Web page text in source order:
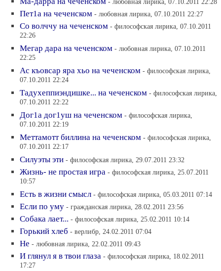
Пет1а на чеченском - любовная лирика, 07.10.2011 22:27
Со волччу на чеченском - философская лирика, 07.10.2011
22:26
Мегар дара на чеченском - любовная лирика, 07.10.2011
22:25
Ас къовсар яра хьо на чеченском - философская лирика,
07.10.2011 22:24
Тадухеппиэндишке... на чеченском - философская лирика,
07.10.2011 22:22
Дог1а дог1уш на чеченском - философская лирика,
07.10.2011 22:19
Меттамотт биллина на чеченском - философская лирика,
07.10.2011 22:17
Силуэты эти - философская лирика, 29.07.2011 23:32
Жизнь- не простая игра - философская лирика, 25.07.2011
10:57
Есть в жизни смысл - философская лирика, 05.03.2011 07:14
Если по уму - гражданская лирика, 28.02.2011 23:56
Собака лает... - философская лирика, 25.02.2011 10:14
Горький хлеб - верлибр, 24.02.2011 07:04
Не - любовная лирика, 22.02.2011 09:43
И глянул я в твои глаза - философская лирика, 18.02.2011
17:27